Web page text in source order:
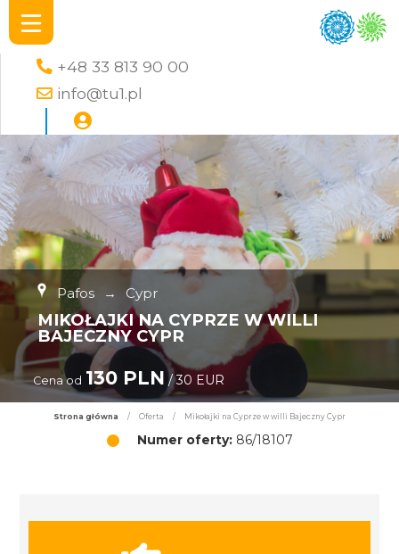
+48 33 813 90 00
info@tu1.pl
Pafos → Cypr
MIKOŁAJKI NA CYPRZE W WILLI
BAJECZNY CYPR
Cena od 130 PLN / 30 EUR
Strona główna / Oferta / Mikołajki na Cyprze w willi Bajeczny Cypr
Numer oferty:86/18107